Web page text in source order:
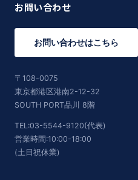
お問い合わせ
お問い合わせはこちら
〒108-0075
東京都港区港南2-12-32
SOUTH PORT品川 8階
TEL:03-5544-9120(代表)
営業時間:10:00-18:00
(土日祝休業)